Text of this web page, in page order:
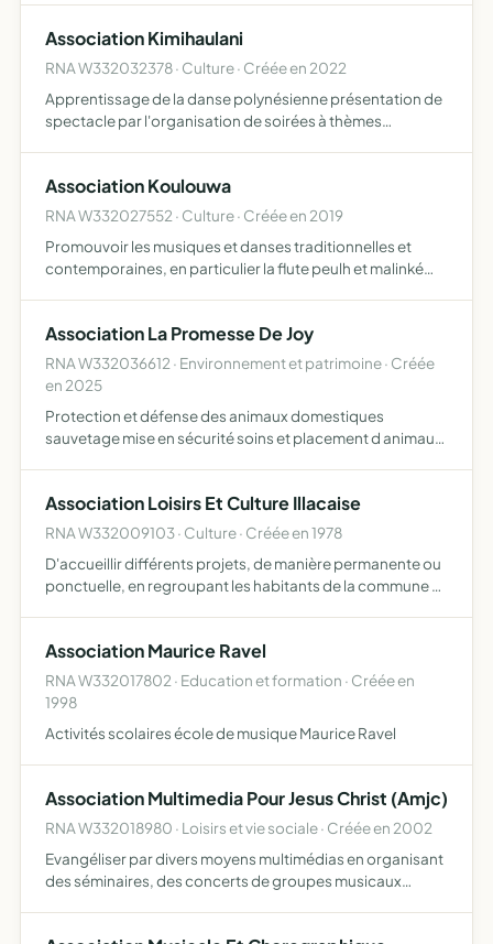
Association Kimihaulani
RNA W332032378 · Culture · Créée en 2022
Apprentissage de la danse polynésienne présentation de
spectacle par l'organisation de soirées à thèmes
associations polyn…
Association Koulouwa
RNA W332027552 · Culture · Créée en 2019
Promouvoir les musiques et danses traditionnelles et
contemporaines, en particulier la flute peulh et malinké
Association La Promesse De Joy
RNA W332036612 · Environnement et patrimoine · Créée
en 2025
Protection et défense des animaux domestiques
sauvetage mise en sécurité soins et placement d animaux
d'informat…
Association Loisirs Et Culture Illacaise
RNA W332009103 · Culture · Créée en 1978
D'accueillir différents projets, de manière permanente ou
ponctuelle, en regroupant les habitants de la commune et
Association Maurice Ravel
RNA W332017802 · Education et formation · Créée en
1998
Activités scolaires école de musique Maurice Ravel
Association Multimedia Pour Jesus Christ (Amjc)
RNA W332018980 · Loisirs et vie sociale · Créée en 2002
Evangéliser par divers moyens multimédias en organisant
des séminaires, des concerts de groupes musicaux